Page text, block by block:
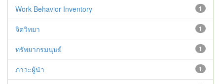
1
Work Behavior Inventory
1
จิตวิทยา
1
ทรัพยากรมนุษย์
1
ภาวะผู้นำ